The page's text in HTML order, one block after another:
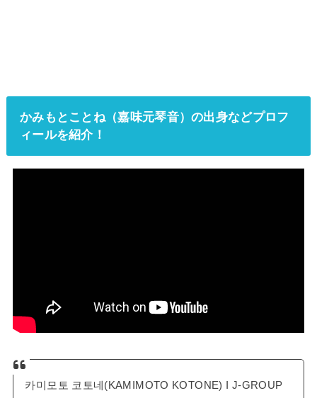
かみもとことね（嘉味元琴音）の出身などプロフ
ィールを紹介！
카미모토 코토네(KAMIMOTO KOTONE) I J-GROUP